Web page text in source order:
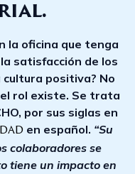
la oficina que tenga
satisfacción de los
positiva? No
rol existe. Se trata
por sus siglas en
en español. “Su
colaboradores se
tiene un impacto en